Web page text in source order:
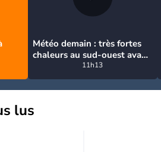
Météo demain : très fortes
chaleurs au sud-ouest avant
des orages, jusqu'à 39°C
11h13
lus